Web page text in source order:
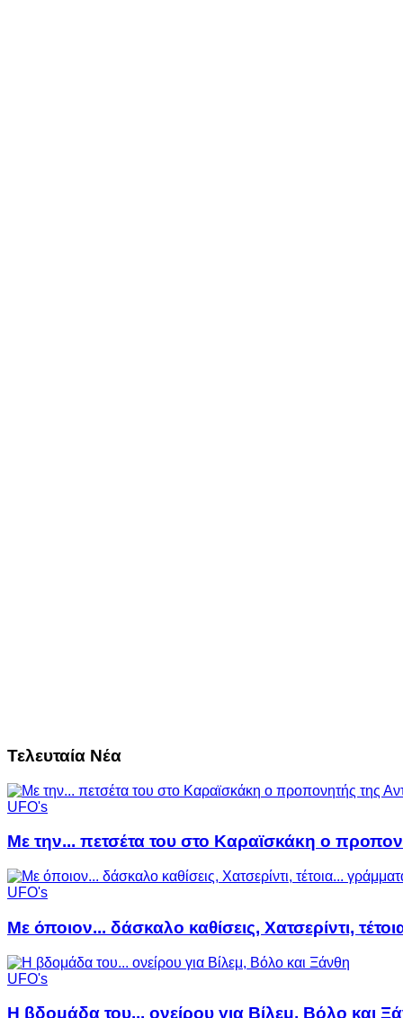
Τελευταία Νέα
UFO's
Με την... πετσέτα του στο Καραϊσκάκη ο
UFO's
Με όποιον... δάσκαλο καθίσεις, Χατσερίντι,
UFO's
Η βδομάδα του... ονείρου για Βίλεμ, Βόλο και